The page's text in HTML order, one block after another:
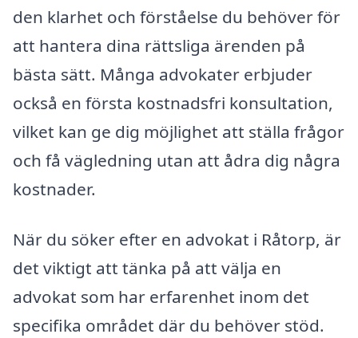
den klarhet och förståelse du behöver för
att hantera dina rättsliga ärenden på
bästa sätt. Många advokater erbjuder
också en första kostnadsfri konsultation,
vilket kan ge dig möjlighet att ställa frågor
och få vägledning utan att ådra dig några
kostnader.
När du söker efter en advokat i Råtorp, är
det viktigt att tänka på att välja en
advokat som har erfarenhet inom det
specifika området där du behöver stöd.